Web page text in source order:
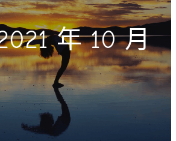
年 10 月